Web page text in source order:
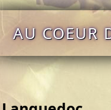
AU COEUR